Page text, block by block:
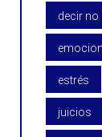
decir no
estrés
juicios